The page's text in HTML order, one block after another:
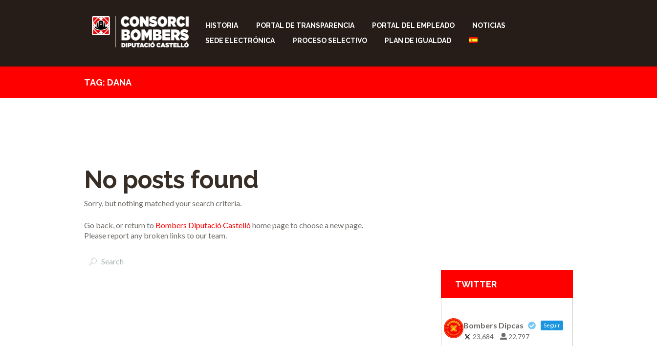
HISTORIA PORTAL DE TRANSPARENCIA PORTAL DEL EMPLEADO
NOTICIAS
SEDE ELECTRÓNICA
PROCESO SELECTIVO PLAN DE IGUALDAD
TAG: DANA
No posts found
Sorry, but nothing matched your search criteria.
Go back, or return to Bombers Diputació Castellóhome page to choose a new page.
Please report any broken links to our team.
TWITTER
Bombers Dipcas Seguir
23,684 22,797